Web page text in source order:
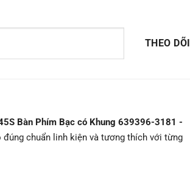
THEO DÕI
Bàn Phím Bạc có Khung 639396-3181 -
chuẩn linh kiện và tương thích với từng